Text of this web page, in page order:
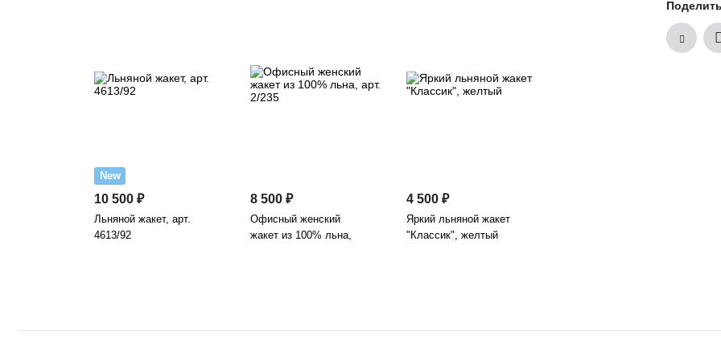
New
10 500 ₽
Льняной жакет, арт.
4613/92
8 500 ₽
Офисный женский
жакет из 100% льна,
4 500 ₽
Яркий льняной жакет
"Классик", желтый